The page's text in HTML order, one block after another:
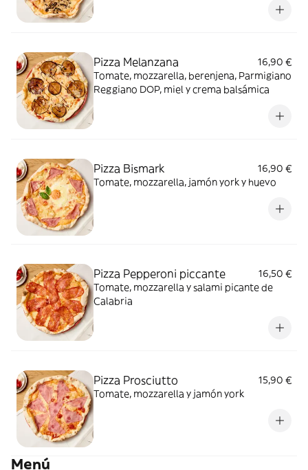
Pizza Melanzana
16,90 €
Tomate, mozzarella, berenjena, Parmigiano
Reggiano DOP, miel y crema balsámica
Pizza Bismark
16,90 €
Tomate, mozzarella, jamón york y huevo
Pizza Pepperoni piccante
16,50 €
Tomate, mozzarella y salami picante de
Calabria
Pizza Prosciutto
15,90 €
Tomate, mozzarella y jamón york
Menú